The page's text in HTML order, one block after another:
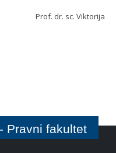
dr. sc. Viktorija
Pravni fakultet